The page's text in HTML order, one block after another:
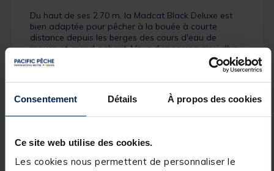
Consentement Détails À propos des cookies
Ce site web utilise des cookies.
Les cookies nous permettent de personnaliser le
Du haut de ses 2.70 m, la Madcat Black Deluxe est
bien adaptée pour pêcher à la bouée à courte
distance depuis les berges des cours d'eau de
moyen et grand gabarit. Vous disposerez ainsi d'un
bras de levier important pour réussir vos ferrages et
mener les combats à moyenne et longue distance.
Avec sa plage de puissance, comprise entre 100 et
250 g, cette canne Madcat vous permettra d'utiliser
des vifs de petite et moyenne taille pour traquer les
silures que vous convoitez.
d'un blank en carbone de qualité qui offre de bonnes